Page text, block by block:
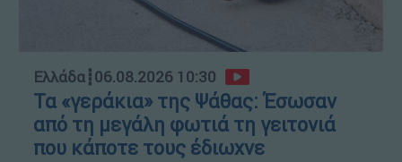
Ελλάδα┋06.08.2026 10:30
Τα «γεράκια» της Ψάθας: Έσωσαν
από τη μεγάλη φωτιά τη γειτονιά
που κάποτε τους έδιωχνε